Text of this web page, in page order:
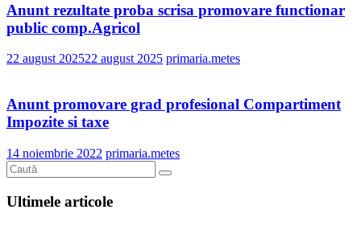
Anunt rezultate proba scrisa promovare functionar
public comp.Agricol
22 august 202522 august 2025 primaria.metes
Anunt promovare grad profesional Compartiment
Impozite si taxe
14 noiembrie 2022 primaria.metes
Ultimele articole